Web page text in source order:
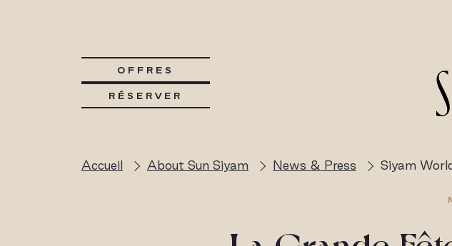
OFFRES
RÉSERVER
Accueil About Sun Siyam News & Press Siyam